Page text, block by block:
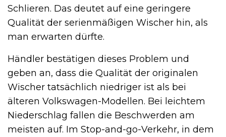
Schlieren. Das deutet auf eine geringere
Qualität der serienmäßigen Wischer hin, als
man erwarten dürfte.
Händler bestätigen dieses Problem und
geben an, dass die Qualität der originalen
Wischer tatsächlich niedriger ist als bei
älteren Volkswagen-Modellen. Bei leichtem
Niederschlag fallen die Beschwerden am
meisten auf. Im Stop-and-go-Verkehr, in dem